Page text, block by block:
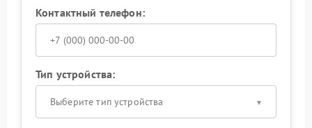
Контактный телефон:
Тип устройства:
Выберите тип устройства